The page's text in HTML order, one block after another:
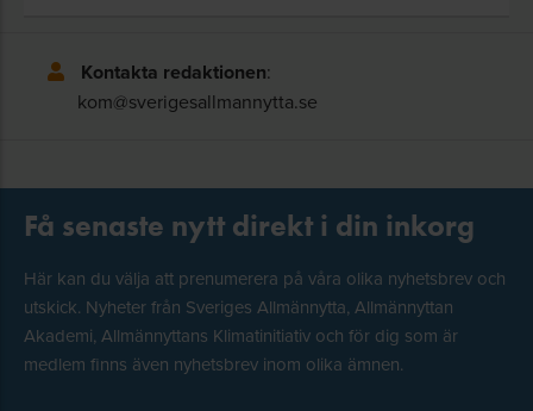
Kontakta redaktionen:
kom@sverigesallmannytta.se
Få senaste nytt direkt i din inkorg
Här kan du välja att prenumerera på våra olika nyhetsbrev och
utskick. Nyheter från Sveriges Allmännytta, Allmännyttan
Akademi, Allmännyttans Klimatinitiativ och för dig som är
medlem finns även nyhetsbrev inom olika ämnen.